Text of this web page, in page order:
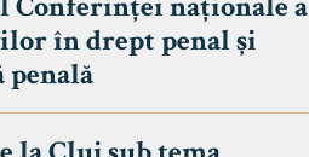
în drept penal și
penală